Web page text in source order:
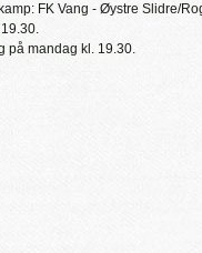
FK Vang - Øystre Slidre/
på mandag kl. 19.30.